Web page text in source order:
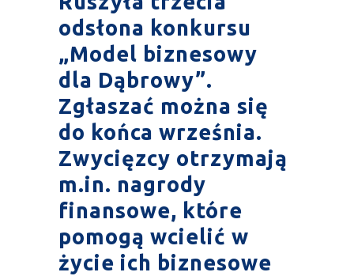
odsłona konkursu
„Model biznesowy
dla Dąbrowy”.
Zgłaszać można się
do końca września.
Zwycięzcy otrzymają
m.in. nagrody
finansowe, które
pomogą wcielić w
życie ich biznesowe